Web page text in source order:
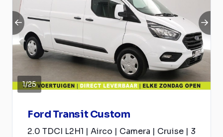
1/25
Ford Transit Custom
2.0 TDCI L2H1 | Airco | Camera | Cruise | 3